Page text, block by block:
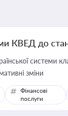
КВЕД до
системи
зміни
Фінансові
послуги